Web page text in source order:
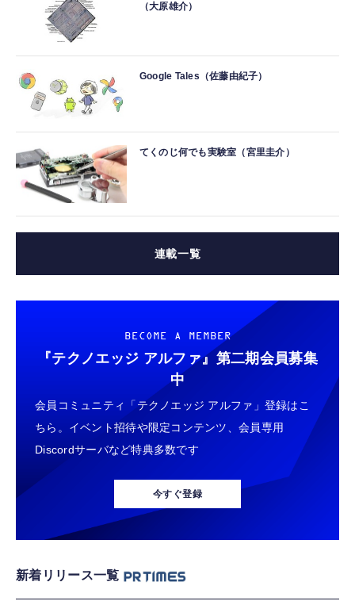
（大原雄介）
Google Tales（佐藤由紀子）
てくのじ何でも実験室（宮里圭介）
連載一覧
BECOME A MEMBER
『テクノエッジ アルファ』 第二期会員募集
中
会員コミュニティ「テクノエッジ アルファ」登録はこ
ちら。イベント招待や限定コンテンツ、会員専用
Discordサーバなど特典多数です
今すぐ登録
新着リリース一覧